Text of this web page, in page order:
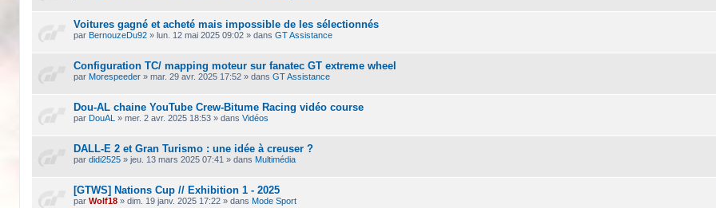
Voitures gagné et acheté mais impossible de les sélectionnés
par BernouzeDu92 » lun. 12 mai 2025 09:02 » dansGT Assistance
Configuration TC/ mapping moteur sur fanatec GT extreme wheel
par Morespeeder »mar. 29 avr. 2025 17:52 » dansGT Assistance
Dou-AL chaine YouTube Crew-Bitume Racing vidéo course
par DouAL »mer. 2 avr. 2025 18:53 » dansVidéos
DALL-E 2 et Gran Turismo : une idée à creuser ?
pardidi2525 »jeu. 13 mars 2025 07:41 » dans Multimédia
[GTWS] Nations Cup // Exhibition 1 - 2025
parWolf18 »dim. 19 janv. 2025 17:22 » dans Mode Sport